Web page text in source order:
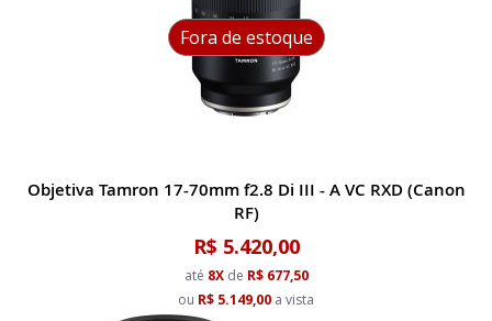
Fora de estoque
Objetiva Tamron 17-70mm f2.8 Di III - A VC RXD (Canon
RF)
R$ 5.420,00
até 8Xde R$ 677,50
ou R$ 5.149,00 a vista